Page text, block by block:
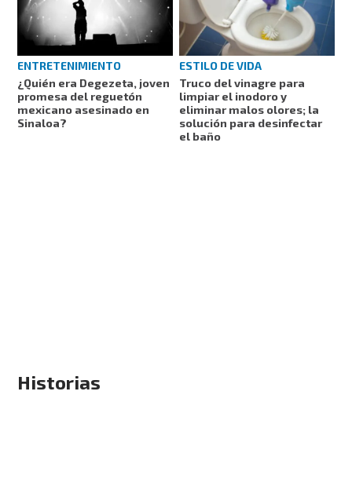
ENTRETENIMIENTO
¿Quién era Degezeta, joven
promesa del reguetón
mexicano asesinado en
Sinaloa?
ESTILO DE VIDA
Truco del vinagre para
limpiar el inodoro y
eliminar malos olores; la
solución para desinfectar
el baño
Historias